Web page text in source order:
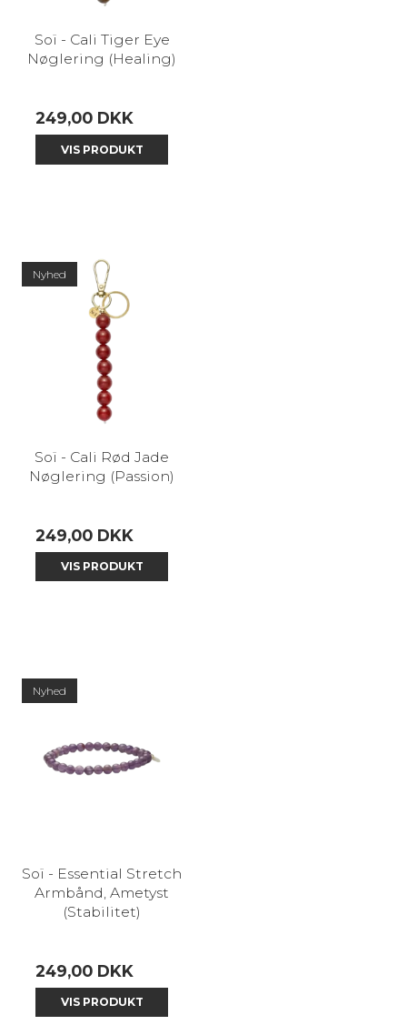
Soï - Cali Tiger Eye
Nøglering (Healing)
249,00 DKK
VIS PRODUKT
Nyhed
Soï - Cali Rød Jade
Nøglering (Passion)
249,00 DKK
VIS PRODUKT
Nyhed
Soï - Essential Stretch
Armbånd, Ametyst
(Stabilitet)
249,00 DKK
VIS PRODUKT